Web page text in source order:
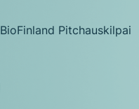
BioFinland Pitchauskilpailu